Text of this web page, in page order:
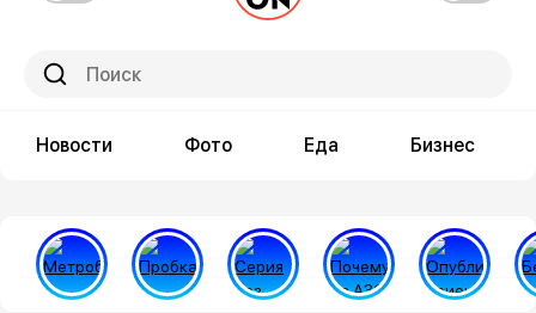
Новости Фото Еда Бизнес